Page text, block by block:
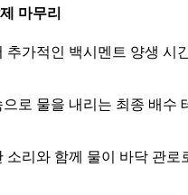
마무리
추가적인 백시멘트 양생 시
로 물을 내리는 최종 배수
소리와 함께 물이 바닥 관로